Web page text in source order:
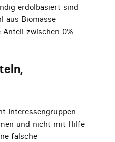
erdölbasiert sind
aus Biomasse
zwischen 0%
Interessengruppen
und nicht mit Hilfe
falsche